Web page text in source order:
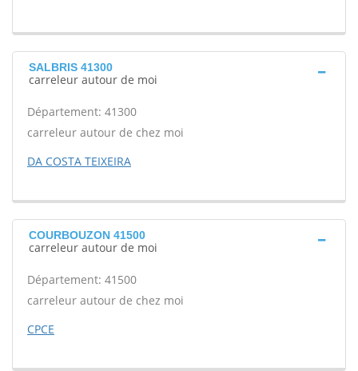
SALBRIS 41300
carreleur autour de moi
Département: 41300
carreleur autour de chez moi
DA COSTA TEIXEIRA
COURBOUZON 41500
carreleur autour de moi
Département: 41500
carreleur autour de chez moi
CPCE